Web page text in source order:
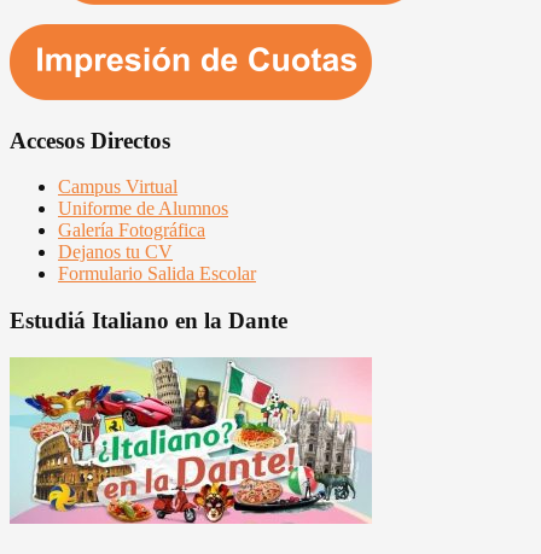
Accesos Directos
Campus Virtual
Uniforme de Alumnos
Galería Fotográfica
Dejanos tu CV
Formulario Salida Escolar
Estudiá Italiano en la Dante